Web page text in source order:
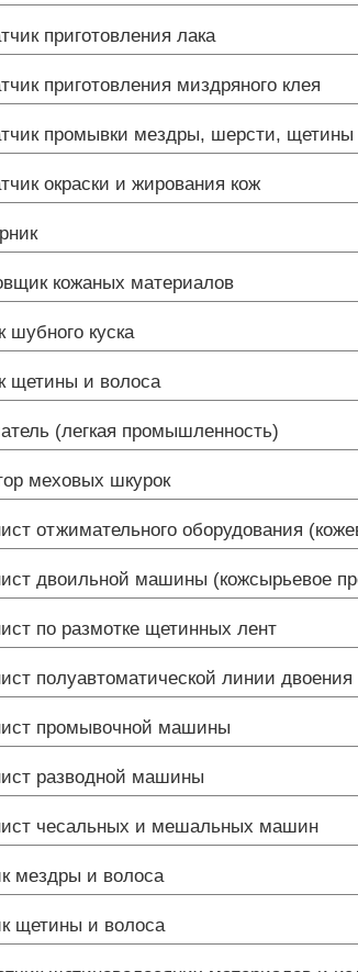
приготовления лака
приготовления миздряного клея
промывки мездры, шерсти, щетины
окраски и жирования кож
кожаных материалов
шубного куска
щетины и волоса
(легкая промышленность)
меховых шкурок
отжимательного оборудования
двоильной машины (кожсырьевое
по размотке щетинных лент
полуавтоматической линии двоения
промывочной машины
разводной машины
чесальных и мешальных машин
мездры и волоса
щетины и волоса